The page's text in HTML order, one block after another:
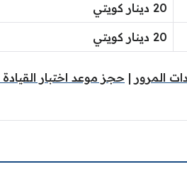
20 دينار كويتي
20 دينار كويتي
المرور | حجز موعد اختبار